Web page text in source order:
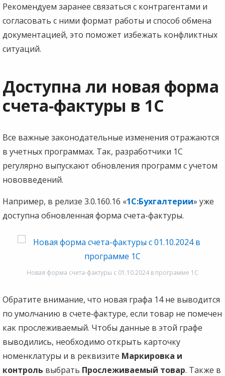
Рекомендуем заранее связаться с контрагентами и
согласовать с ними формат работы и способ обмена
документацией, это поможет избежать конфликтных
ситуаций.
Доступна ли новая форма
счета‑фактуры в 1С
Все важные законодательные изменения отражаются
в учетных программах. Так, разработчики 1С
регулярно выпускают обновления программ с учетом
нововведений.
Например, в релизе 3.0.160.16 «1С:Бухгалтерии» уже
доступна обновленная форма счета-фактуры.
Новая форма счета-фактуры с 01.10.2024 в программе 1С
Обратите внимание, что новая графа 14 не выводится
по умолчанию в счете‑фактуре, если товар не помечен
как прослеживаемый. Чтобы данные в этой графе
выводились, необходимо открыть карточку
номенклатуры и в реквизите Маркировка и
контроль выбрать Прослеживаемый товар. Также в